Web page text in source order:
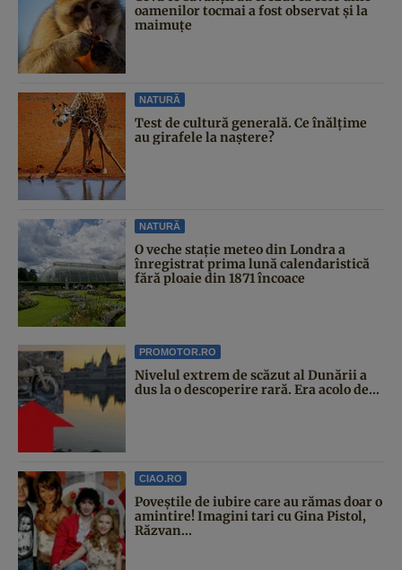
oamenilor tocmai a fost observat și la
maimuțe
NATURĂ
Test de cultură generală. Ce înălțime
au girafele la naștere?
NATURĂ
O veche stație meteo din Londra a
înregistrat prima lună calendaristică
fără ploaie din 1871 încoace
PROMOTOR.RO
Nivelul extrem de scăzut al Dunării a
dus la o descoperire rară. Era acolo de...
CIAO.RO
Poveştile de iubire care au rămas doar o
amintire! Imagini tari cu Gina Pistol,
Răzvan...